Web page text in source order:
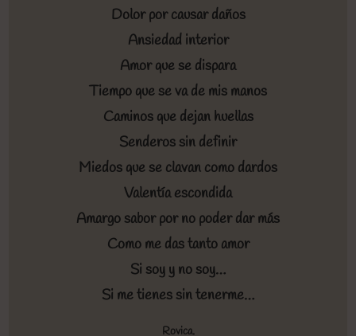
Dolor por causar daños
Ansiedad interior
Amor que se dispara
Tiempo que se va de mis manos
Caminos que dejan huellas
Senderos sin definir
Miedos que se clavan como dardos
Valentía escondida
Amargo sabor por no poder dar más
Como me das tanto amor
Si soy y no soy…
Si me tienes sin tenerme…
Rovica.